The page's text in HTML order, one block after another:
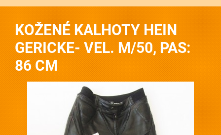
KOŽENÉ KALHOTY HEIN
GERICKE- VEL. M/50, PAS:
86 CM